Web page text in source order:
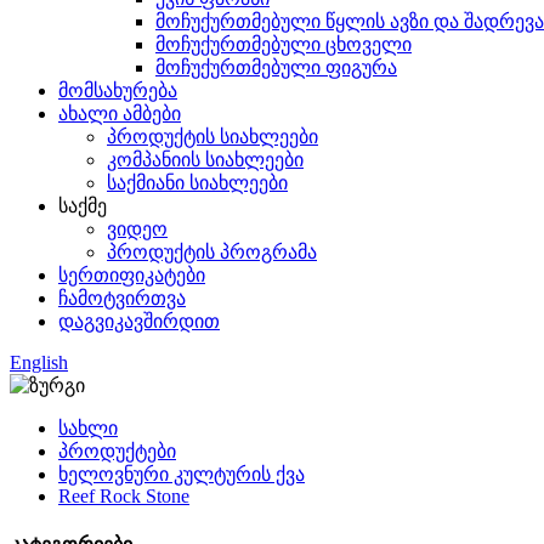
მოჩუქურთმებული წყლის ავზი და
მოჩუქურთმებული ცხოველი
მოჩუქურთმებული ფიგურა
მომსახურება
ახალი ამბები
პროდუქტის სიახლეები
კომპანიის სიახლეები
საქმიანი სიახლეები
საქმე
ვიდეო
პროდუქტის პროგრამა
სერთიფიკატები
ჩამოტვირთვა
დაგვიკავშირდით
English
სახლი
პროდუქტები
ხელოვნური კულტურის ქვა
Reef Rock Stone